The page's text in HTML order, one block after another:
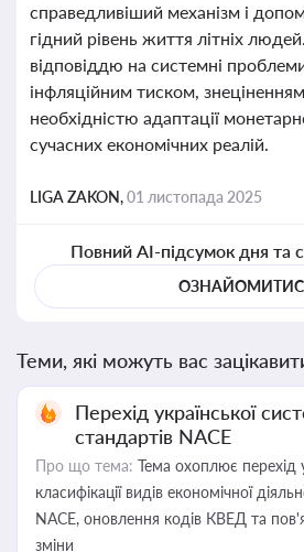
справедливіший механізм і
гідний рівень життя літніх
відповіддю на системні
інфляційним тиском,
необхідністю адаптації
сучасних економічних реалій.
LIGA ZAKON,01 листопада 2025
Повний AI-підсумок дня та
Теми, які можуть вас
Перехід української
стандартів NACE
Про що тема: Тема охоплює перехід
класифікації видів економічної
NACE, оновлення кодів КВЕД та
зміни